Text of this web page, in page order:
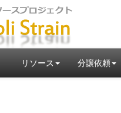
リソース 分譲依頼